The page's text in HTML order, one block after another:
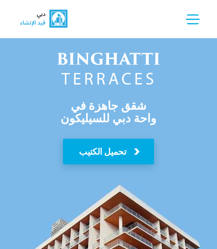
شقق جاهزة في
واحة دبي للسيليكون
تحميل الكتيب